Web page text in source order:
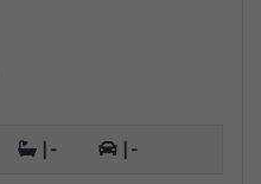
| - | -